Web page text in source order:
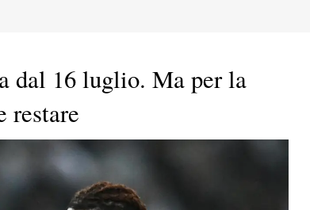
dal 16 luglio. Ma per la
restare